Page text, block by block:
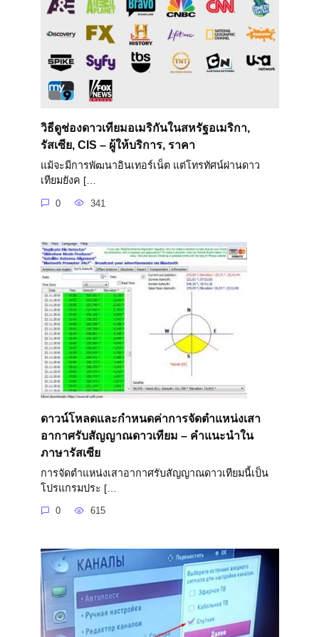
วิธีดูช่องดาวเทียมอเมริกันในสหรัฐอเมริกา,
รัสเซีย, CIS – ผู้ให้บริการ, ราคา
แม้จะมีการพัฒนาอินเทอร์เน็ต แต่โทรทัศน์ผ่านดาว
เทียมยังค […
0 341
ดาวน์โหลดและกำหนดค่าการจัดตำแหน่งเสา
อากาศรับสัญญาณดาวเทียม – คำแนะนำใน
ภาษารัสเซีย
การจัดตำแหน่งเสาอากาศรับสัญญาณดาวเทียมนี้เป็น
โปรแกรมประ […
0 615